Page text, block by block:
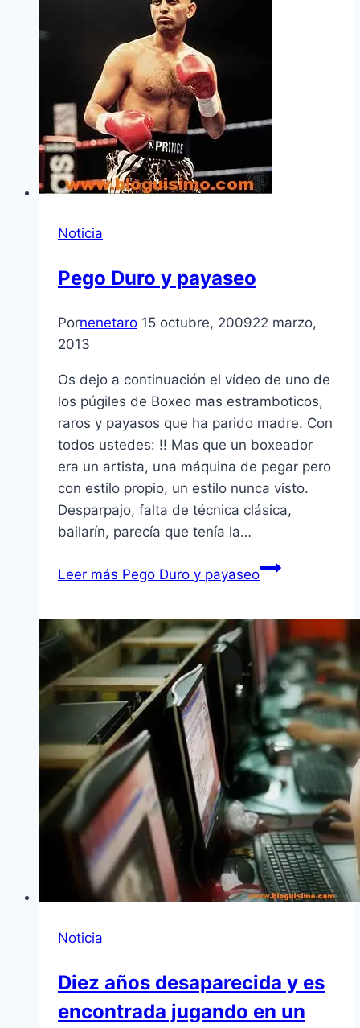
Noticia
Pego Duro y payaseo
Pornenetaro 15 octubre, 200922 marzo,
2013
Os dejo a continuación el ví­deo de uno de
los púgiles de Boxeo mas estramboticos,
raros y payasos que ha parido madre. Con
todos ustedes: !! Mas que un boxeador
era un artista, una máquina de pegar pero
con estilo propio, un estilo nunca visto.
Desparpajo, falta de técnica clásica,
bailarí­n, parecí­a que tení­a la…
Leer más Pego Duro y payaseo
Noticia
Diez años desaparecida y es
encontrada jugando en un